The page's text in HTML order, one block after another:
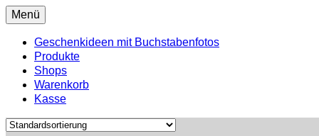
Menü
Geschenkideen mit Buchstabenfotos
Produkte
Shops
Warenkorb
Kasse